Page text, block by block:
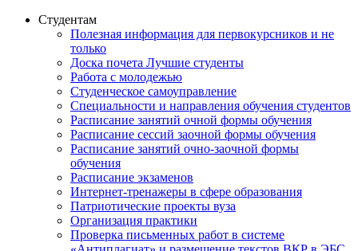
Студентам
Полезная информация для первокурсников и не
только
Доска почета Лучшие студенты
Работа с молодежью
Студенческое самоуправление
Специальности и направления обучения студентов
Расписание занятий очной формы обучения
Расписание сессий заочной формы обучения
Расписание занятий очно-заочной формы
обучения
Расписание экзаменов
Интернет-тренажеры в сфере образования
Патриотические проекты вуза
Организация практики
Проверка письменных работ в системе